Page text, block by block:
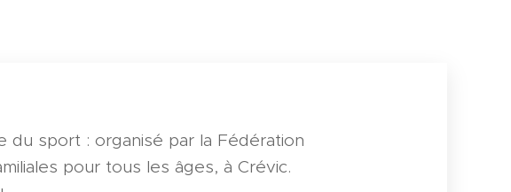
du sport : organisé par la Fédération
pour tous les âges, à Crévic.